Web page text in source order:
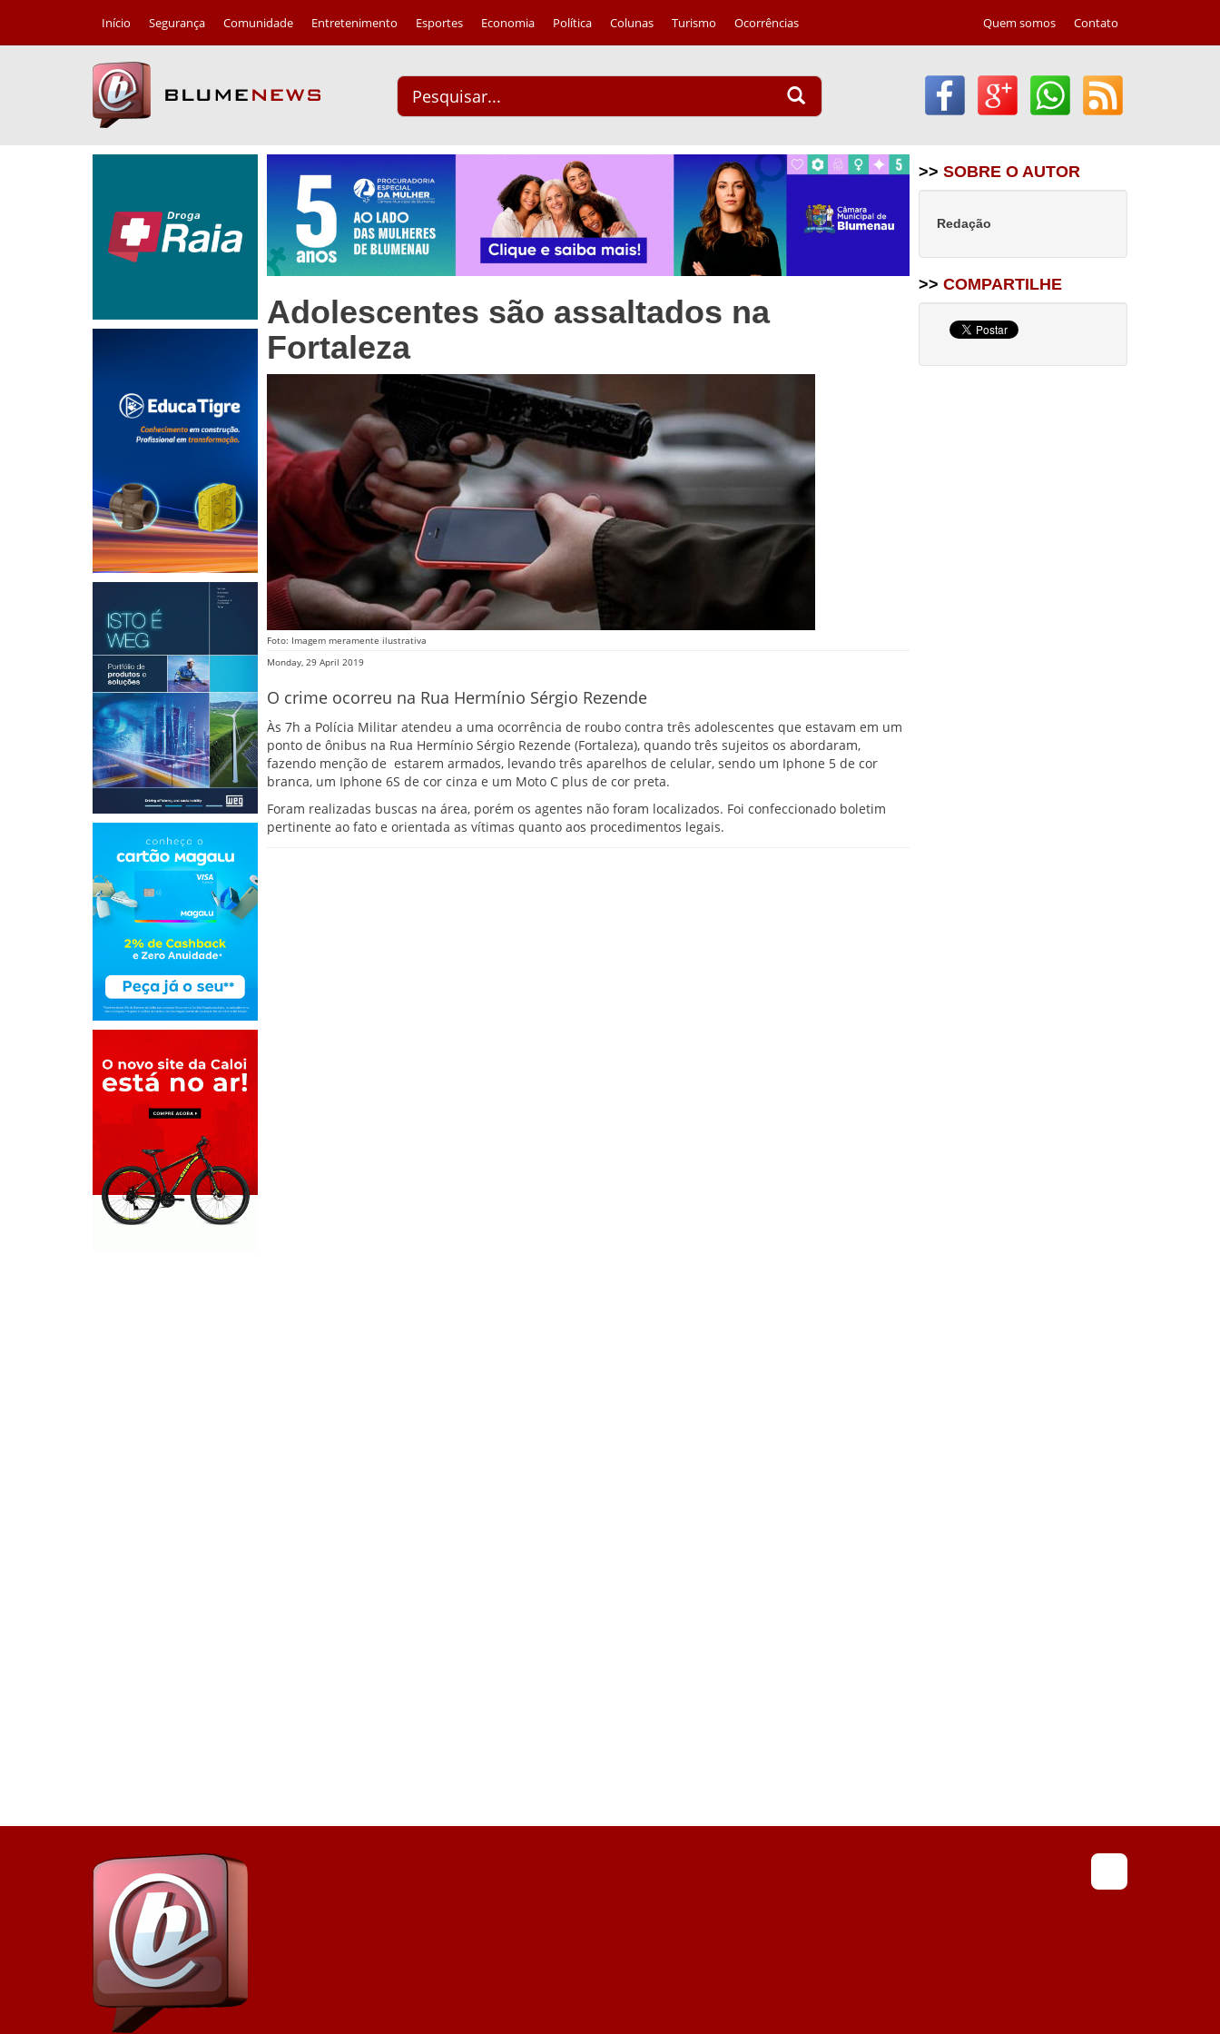
Início Segurança Comunidade Entretenimento Esportes Economia Política Colunas Turismo Ocorrências Quem somos Contato
Adolescentes são assaltados na
Fortaleza
Foto: Imagem meramente ilustrativa
Monday, 29 April 2019
O crime ocorreu na Rua Hermínio Sérgio Rezende
Às 7h a Polícia Militar atendeu a uma ocorrência de roubo contra três adolescentes que estavam em um
ponto de ônibus na Rua Hermínio Sérgio Rezende (Fortaleza), quando três sujeitos os abordaram,
fazendo menção de estarem armados, levando três aparelhos de celular, sendo um Iphone 5 de cor
branca, um Iphone 6S de cor cinza e um Moto C plus de cor preta.
Foram realizadas buscas na área, porém os agentes não foram localizados. Foi confeccionado boletim
pertinente ao fato e orientada as vítimas quanto aos procedimentos legais.
>> SOBRE O AUTOR
Redação
>> COMPARTILHE